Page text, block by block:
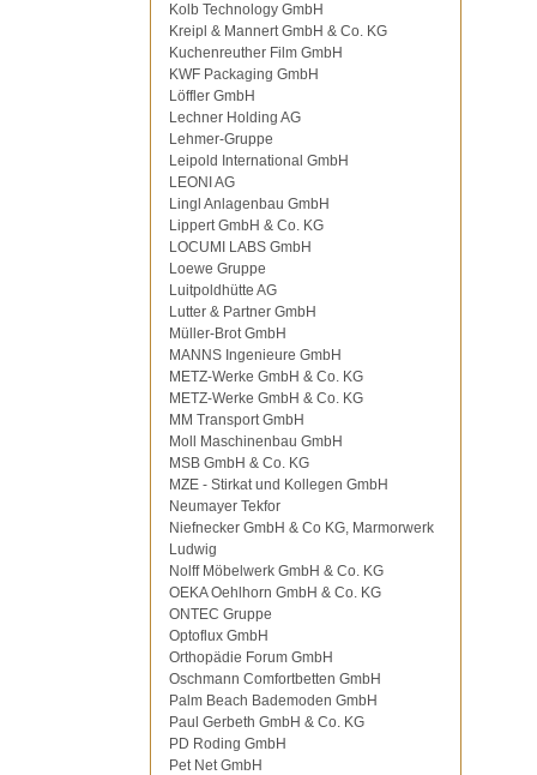
Kolb Technology GmbH
Kreipl & Mannert GmbH & Co. KG
Kuchenreuther Film GmbH
KWF Packaging GmbH
Löffler GmbH
Lechner Holding AG
Lehmer-Gruppe
Leipold International GmbH
LEONI AG
Lingl Anlagenbau GmbH
Lippert GmbH & Co. KG
LOCUMI LABS GmbH
Loewe Gruppe
Luitpoldhütte AG
Lutter & Partner GmbH
Müller-Brot GmbH
MANNS Ingenieure GmbH
METZ-Werke GmbH & Co. KG
METZ-Werke GmbH & Co. KG
MM Transport GmbH
Moll Maschinenbau GmbH
MSB GmbH & Co. KG
MZE - Stirkat und Kollegen GmbH
Neumayer Tekfor
Niefnecker GmbH & Co KG, Marmorwerk
Ludwig
Nolff Möbelwerk GmbH & Co. KG
OEKA Oehlhorn GmbH & Co. KG
ONTEC Gruppe
Optoflux GmbH
Orthopädie Forum GmbH
Oschmann Comfortbetten GmbH
Palm Beach Bademoden GmbH
Paul Gerbeth GmbH & Co. KG
PD Roding GmbH
Pet Net GmbH